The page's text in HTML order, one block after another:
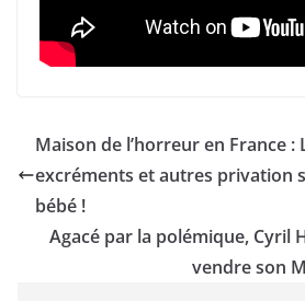
Maison de l’horreur en France :
excréments et autres privation
bébé !
Agacé par la polémique, Cyril
vendre son